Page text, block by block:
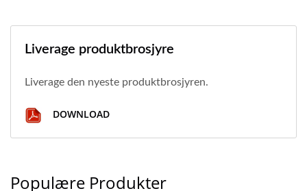
Liverage produktbrosjyre
Liverage den nyeste produktbrosjyren.
DOWNLOAD
Populære Produkter